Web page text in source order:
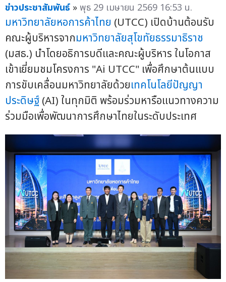
ข่าวประชาสัมพันธ์ »พุธ 29 เมษายน 2569 16:53 น.
มหาวิทยาลัยหอการค้าไทย (UTCC) เปิดบ้านต้อนรับ
คณะผู้บริหารจากมหาวิทยาลัยสุโขทัยธรรมาธิราช
(มสธ.) นำโดยอธิการบดีและคณะผู้บริหาร ในโอกาส
เข้าเยี่ยมชมโครงการ "Ai UTCC" เพื่อศึกษาต้นแบบ
การขับเคลื่อนมหาวิทยาลัยด้วยเทคโนโลยีปัญญา
ประดิษฐ์(AI) ในทุกมิติ พร้อมร่วมหารือแนวทางความ
ร่วมมือเพื่อพัฒนาการศึกษาไทยในระดับประเทศ